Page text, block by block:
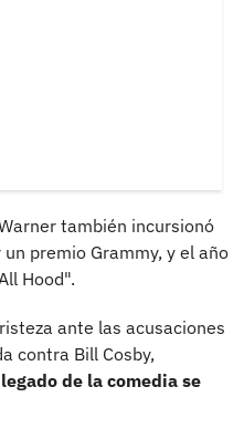
también incursionó
premio Grammy, y el año
Hood".
ante las acusaciones
contra Bill Cosby,
de la comedia se